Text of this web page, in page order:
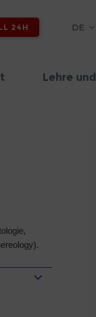
24H DE
Lehre